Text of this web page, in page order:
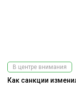
В центре внимания
Как санкции